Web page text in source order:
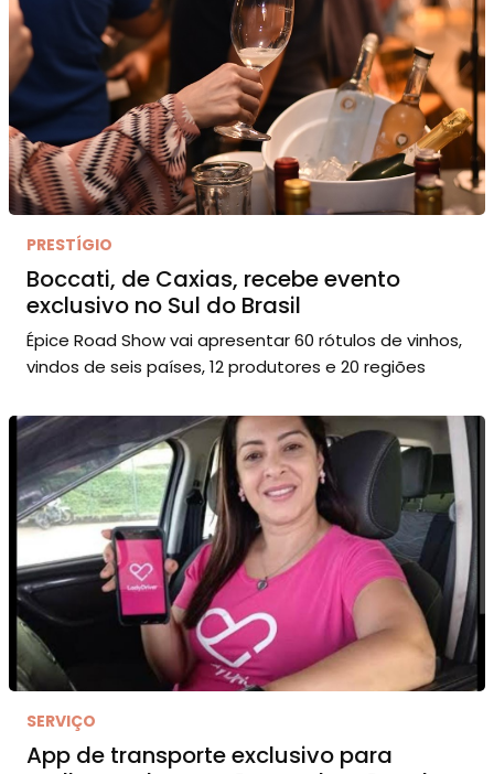
PRESTÍGIO
Boccati, de Caxias, recebe evento
exclusivo no Sul do Brasil
Épice Road Show vai apresentar 60 rótulos de vinhos,
vindos de seis países, 12 produtores e 20 regiões
SERVIÇO
App de transporte exclusivo para